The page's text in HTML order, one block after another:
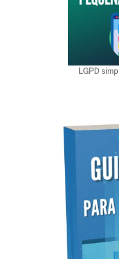
LGPD